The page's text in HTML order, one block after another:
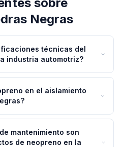
Negras
técnicas del
industria automotriz?
en el aislamiento
mantenimiento son
de neopreno en la